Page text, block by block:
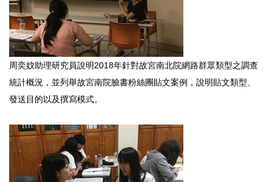
周奕妏助理研究員說明2018年針對故宮南北院網路群眾類型之調查
統計概況，並列舉故宮南院臉書粉絲團貼文案例，說明貼文類型、
發送目的以及撰寫模式。